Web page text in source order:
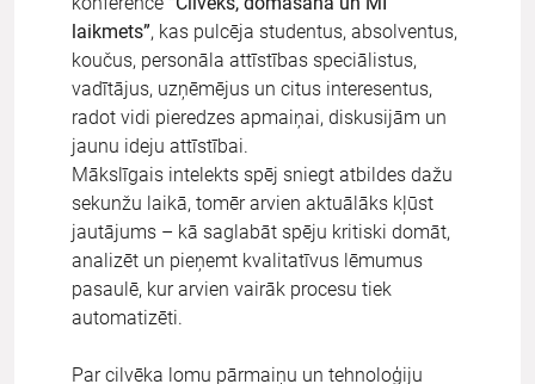
laikmets”, kas pulcēja studentus, absolventus,
koučus, personāla attīstības speciālistus,
vadītājus, uzņēmējus un citus interesentus,
radot vidi pieredzes apmaiņai, diskusijām un
jaunu ideju attīstībai.
Mākslīgais intelekts spēj sniegt atbildes dažu
sekunžu laikā, tomēr arvien aktuālāks kļūst
jautājums – kā saglabāt spēju kritiski domāt,
analizēt un pieņemt kvalitatīvus lēmumus
pasaulē, kur arvien vairāk procesu tiek
automatizēti.
Par cilvēka lomu pārmaiņu un tehnoloģiju